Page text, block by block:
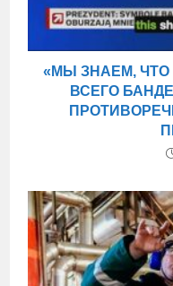
«МЫ ЗНАЕМ, ЧТО
ВСЕГО